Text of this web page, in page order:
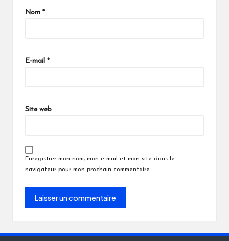
Nom *
E-mail *
Site web
Enregistrer mon nom, mon e-mail et mon site dans le
navigateur pour mon prochain commentaire.